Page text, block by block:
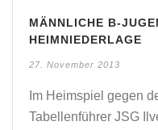
MÄNNLICHE B-
HEIMNIEDERLAGE
27. November 2013
Im Heimspiel gegen
Tabellenführer JSG